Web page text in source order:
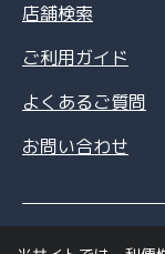
店舗検索
ご利用ガイド
よくあるご質問
お問い合わせ